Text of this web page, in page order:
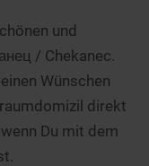
und
/ Chekanec.
Wünschen
direkt
Du mit dem